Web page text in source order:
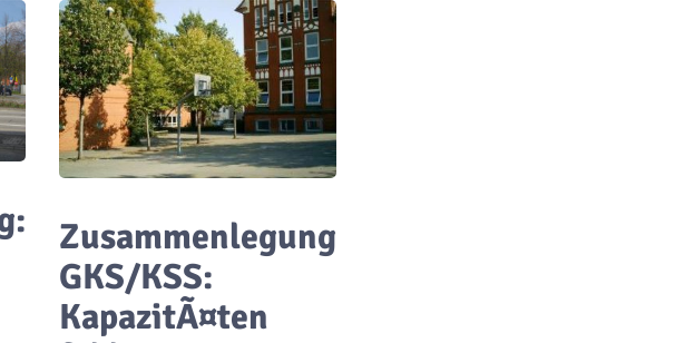
Zusammenlegung
GKS/KSS:
KapazitÃ¤ten